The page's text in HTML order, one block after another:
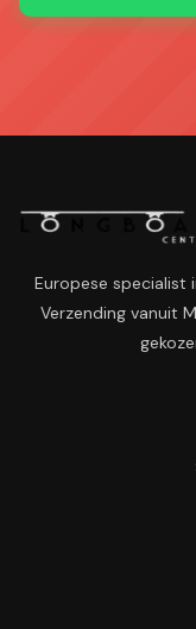
Europese specialist
Verzending vanuit